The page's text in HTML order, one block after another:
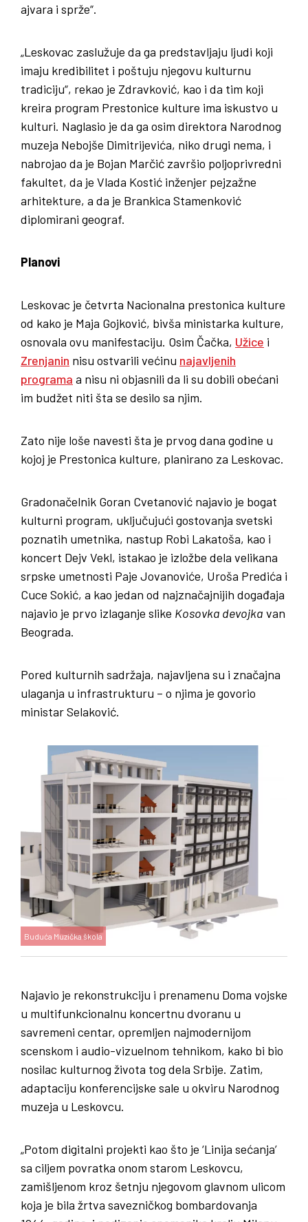
ajvara i sprže“.
„Leskovac zaslužuje da ga predstavljaju ljudi koji
imaju kredibilitet i poštuju njegovu kulturnu
tradiciju“, rekao je Zdravković, kao i da tim koji
kreira program Prestonice kulture ima iskustvo u
kulturi. Naglasio je da ga osim direktora Narodnog
muzeja Nebojše Dimitrijevića, niko drugi nema, i
nabrojao da je Bojan Marčić završio poljoprivredni
fakultet, da je Vlada Kostić inženjer pejzažne
arhitekture, a da je Brankica Stamenković
diplomirani geograf.
Planovi
Leskovac je četvrta Nacionalna prestonica kulture
od kako je Maja Gojković, bivša ministarka kulture,
osnovala ovu manifestaciju. Osim Čačka, Užice i
Zrenjanin nisu ostvarili većinu najavljenih
programa a nisu ni objasnili da li su dobili obećani
im budžet niti šta se desilo sa njim.
Zato nije loše navesti šta je prvog dana godine u
kojoj je Prestonica kulture, planirano za Leskovac.
Gradonačelnik Goran Cvetanović najavio je bogat
kulturni program, uključujući gostovanja svetski
poznatih umetnika, nastup Robi Lakatoša, kao i
koncert Dejv Vekl, istakao je izložbe dela velikana
srpske umetnosti Paje Jovanoviće, Uroša Predića i
Cuce Sokić, a kao jedan od najznačajnijih događaja
najavio je prvo izlaganje slike Kosovka devojka van
Beograda.
Pored kulturnih sadržaja, najavljena su i značajna
ulaganja u infrastrukturu – o njima je govorio
ministar Selaković.
Buduća Muzička škola
Najavio je rekonstrukciju i prenamenu Doma vojske
u multifunkcionalnu koncertnu dvoranu u
savremeni centar, opremljen najmodernijom
scenskom i audio-vizuelnom tehnikom, kako bi bio
nosilac kulturnog života tog dela Srbije. Zatim,
adaptaciju konferencijske sale u okviru Narodnog
muzeja u Leskovcu.
„Potom digitalni projekti kao što je ‘Linija sećanja’
sa ciljem povratka onom starom Leskovcu,
zamišljenom kroz šetnju njegovom glavnom ulicom
koja je bila žrtva savezničkog bombardovanja